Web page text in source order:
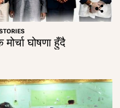
घोषणा हुँदै